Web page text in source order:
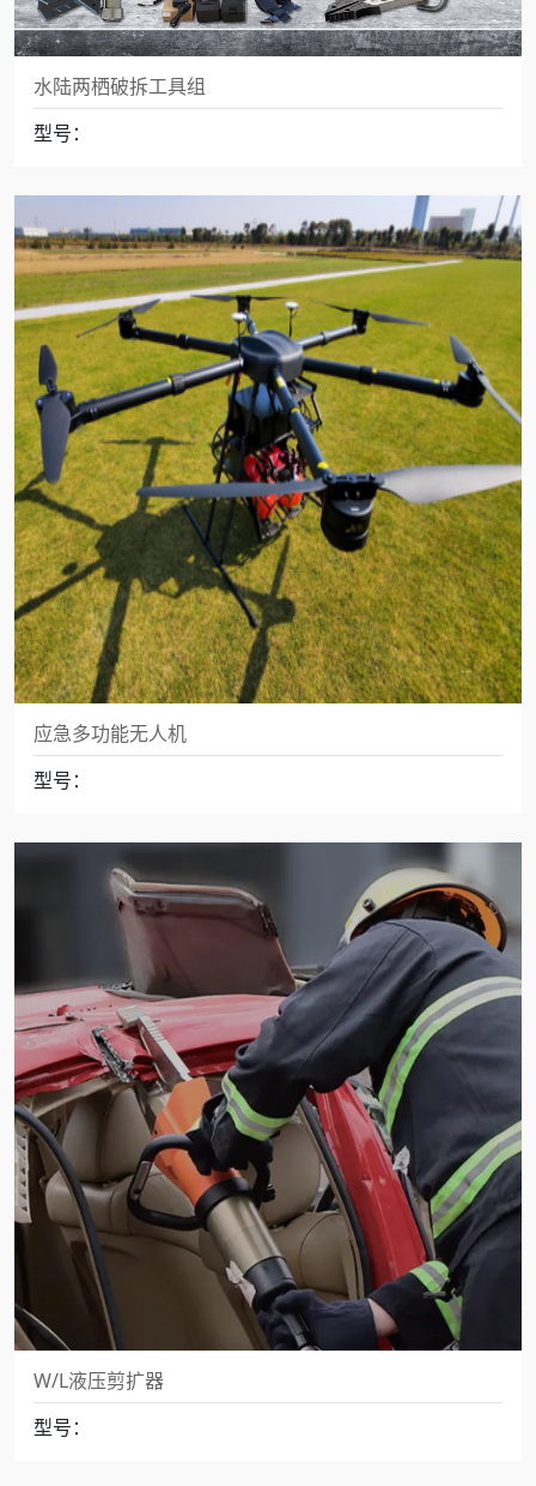
水陆两栖破拆工具组
型号：
应急多功能无人机
型号：
W/L液压剪扩器
型号：